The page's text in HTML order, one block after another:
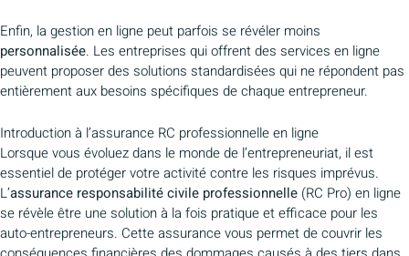
Enfin, la gestion en ligne peut parfois se révéler moins
personnalisée. Les entreprises qui offrent des services en ligne
peuvent proposer des solutions standardisées qui ne répondent pas
entièrement aux besoins spécifiques de chaque entrepreneur.
Introduction à l’assurance RC professionnelle en ligne
Lorsque vous évoluez dans le monde de l’entrepreneuriat, il est
essentiel de protéger votre activité contre les risques imprévus.
L’assurance responsabilité civile professionnelle (RC Pro) en ligne
se révèle être une solution à la fois pratique et efficace pour les
auto-entrepreneurs. Cette assurance vous permet de couvrir les